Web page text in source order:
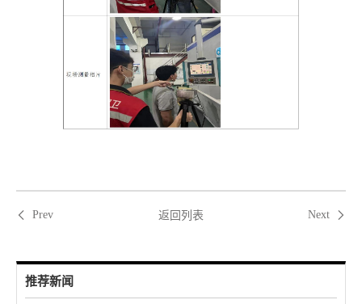
Prev 返回列表 Next
推荐新闻